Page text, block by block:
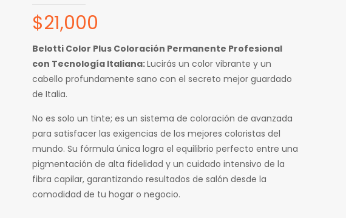
$21,000
Belotti Color Plus Coloración Permanente Profesional
con Tecnología Italiana:Lucirás un color vibrante y un
cabello profundamente sano con el secreto mejor guardado
de Italia.
No es solo un tinte; es un sistema de coloración de avanzada
para satisfacer las exigencias de los mejores coloristas del
mundo. Su fórmula única logra el equilibrio perfecto entre una
pigmentación de alta fidelidad y un cuidado intensivo de la
fibra capilar, garantizando resultados de salón desde la
comodidad de tu hogar o negocio.